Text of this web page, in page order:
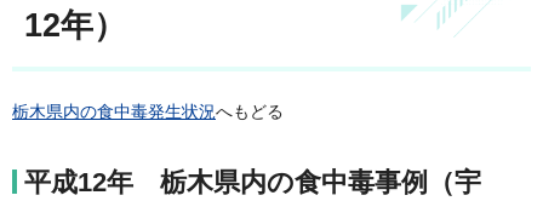
12年）
栃木県内の食中毒発生状況へもどる
平成12年 栃木県内の食中毒事例（宇